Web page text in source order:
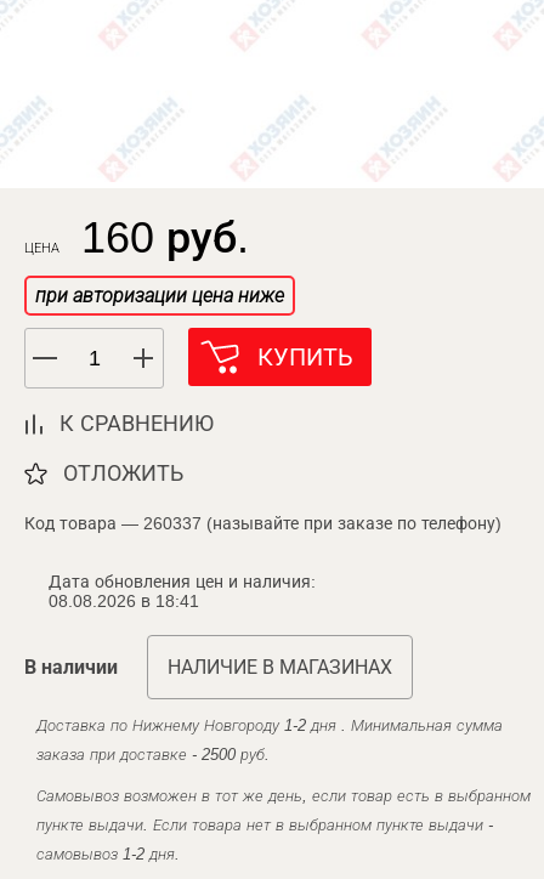
ЦЕНА 160 руб.
при авторизации цена ниже
КУПИТЬ
К СРАВНЕНИЮ
ОТЛОЖИТЬ
Код товара — 260337 (называйте при заказе по телефону)
Дата обновления цен и наличия:
08.08.2026 в 18:41
В наличии НАЛИЧИЕ В МАГАЗИНАХ
Доставка по Нижнему Новгороду 1-2 дня . Минимальная сумма
заказа при доставке - 2500 руб.
Самовывоз возможен в тот же день, если товар есть в выбранном
пункте выдачи. Если товара нет в выбранном пункте выдачи -
самовывоз 1-2 дня.